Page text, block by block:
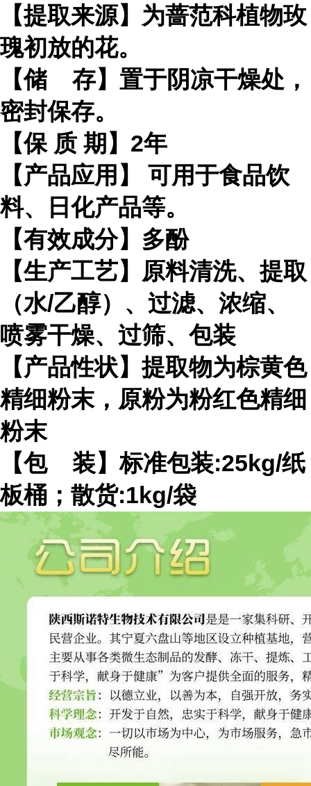
【提取来源】为蔷范科植物玫
瑰初放的花。
【储 存】置于阴凉干燥处，
密封保存。
【保 质 期】2年
【产品应用】 可用于食品饮
料、日化产品等。
【有效成分】多酚
【生产工艺】原料清洗、提取
（水/乙醇）、过滤、浓缩、
喷雾干燥、过筛、包装
【产品性状】提取物为棕黄色
精细粉末，原粉为粉红色精细
粉末
【包 装】标准包装:25kg/纸
板桶；散货:1kg/袋